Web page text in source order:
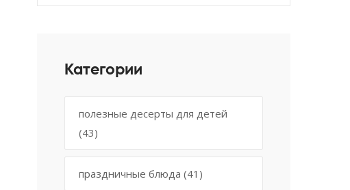
Категории
полезные десерты для детей
(43)
праздничные блюда (41)